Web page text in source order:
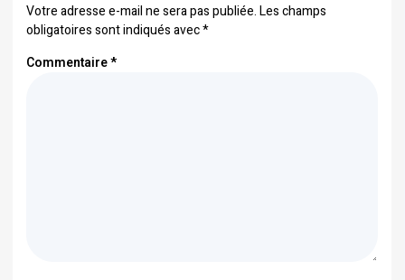
Votre adresse e-mail ne sera pas publiée.Les champs
obligatoires sont indiqués avec*
Commentaire*